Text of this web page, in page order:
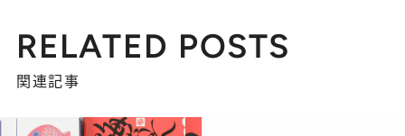
RELATED POSTS
関連記事